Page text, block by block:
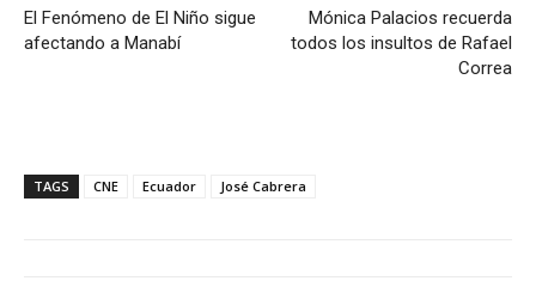
El Fenómeno de El Niño sigue
afectando a Manabí
Mónica Palacios recuerda
todos los insultos de Rafael
Correa
TAGS CNE Ecuador José Cabrera